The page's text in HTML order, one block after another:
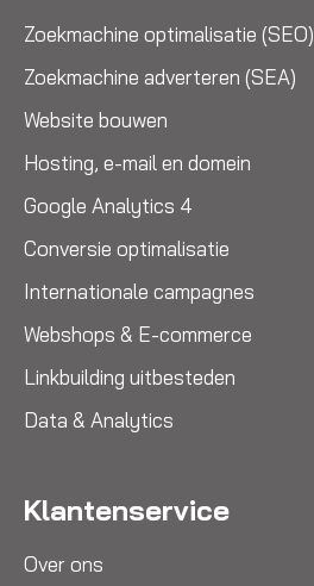
Zoekmachine optimalisatie (SEO)
Zoekmachine adverteren (SEA)
Website bouwen
Hosting, e-mail en domein
Google Analytics 4
Conversie optimalisatie
Internationale campagnes
Webshops & E-commerce
Linkbuilding uitbesteden
Data & Analytics
Klantenservice
Over ons